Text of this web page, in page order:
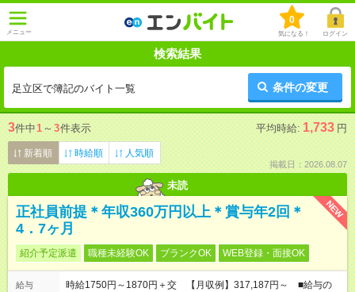
メニュー
0
気になる！ ログイン
検索結果
足立区で簿記のバイト一覧 条件の変更
3件中1 ～ 3件表示 平均時給: 1,733 円
新着順 時給順 人気順
掲載日：2026.08.07
未読
NEW
正社員前提＊年収360万円以上＊賞与年2回＊
4．7ヶ月
紹介予定派遣 職種未経験OK ブランクOK WEB登録・面接OK
給与
時給1750円～1870円＋交 【月収例】317,187円～ ■給与の